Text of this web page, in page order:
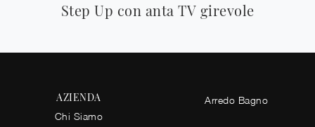
Step Up con anta TV girevole
AZIENDA
Chi Siamo
Arredo Bagno